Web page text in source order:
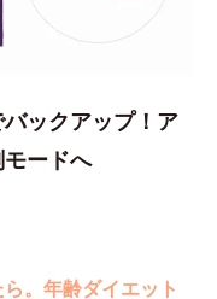
ックアップ！ア
ードへ
。年齢ダイエット